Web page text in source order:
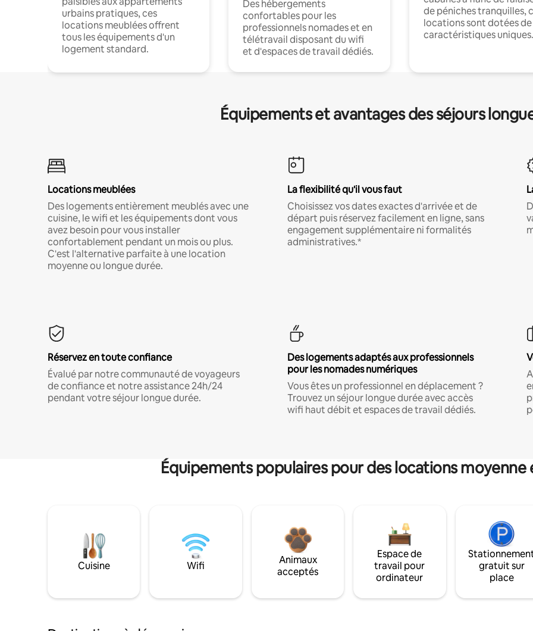
urbains pratiques, ces
locations meublées offrent
tous les équipements d'un
logement standard.
Des hébergements
confortables pour les
professionnels nomades et en
télétravail disposant du wifi
et d'espaces de travail dédiés.
de péniches tranquilles,
locations sont dotées de
caractéristiques uniques.
Équipements et avantages des séjours
Locations meublées
Des logements entièrement meublés avec une
cuisine, le wifi et les équipements dont vous
avez besoin pour vous installer
confortablement pendant un mois ou plus.
C'est l'alternative parfaite à une location
moyenne ou longue durée.
La flexibilité qu'il vous faut
Choisissez vos dates exactes d'arrivée et de
départ puis réservez facilement en ligne, sans
engagement supplémentaire ni formalités
administratives.*
Réservez en toute confiance
Évalué par notre communauté de voyageurs
de confiance et notre assistance 24h/24
pendant votre séjour longue durée.
Des logements adaptés aux professionnels
pour les nomades numériques
Vous êtes un professionnel en déplacement ?
Trouvez un séjour longue durée avec accès
wifi haut débit et espaces de travail dédiés.
Équipements populaires pour des locations
Cuisine Wifi
Animaux
acceptés
Espace de
travail pour
ordinateur
gratuit sur
place